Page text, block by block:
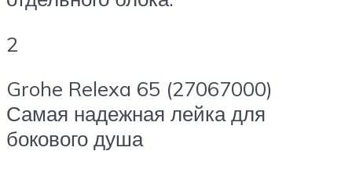
2
Grohe Relexa 65 (27067000)
Самая надежная лейка для
бокового душа